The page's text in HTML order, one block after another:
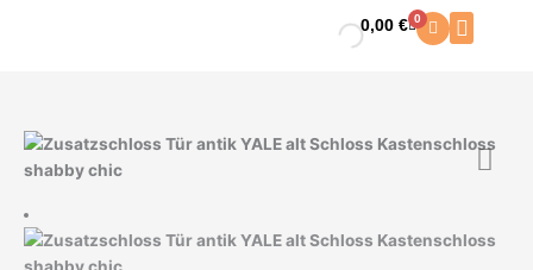
0,00€ 0
Warenkorb
Zusatzschloss
Tür
YALE
alt